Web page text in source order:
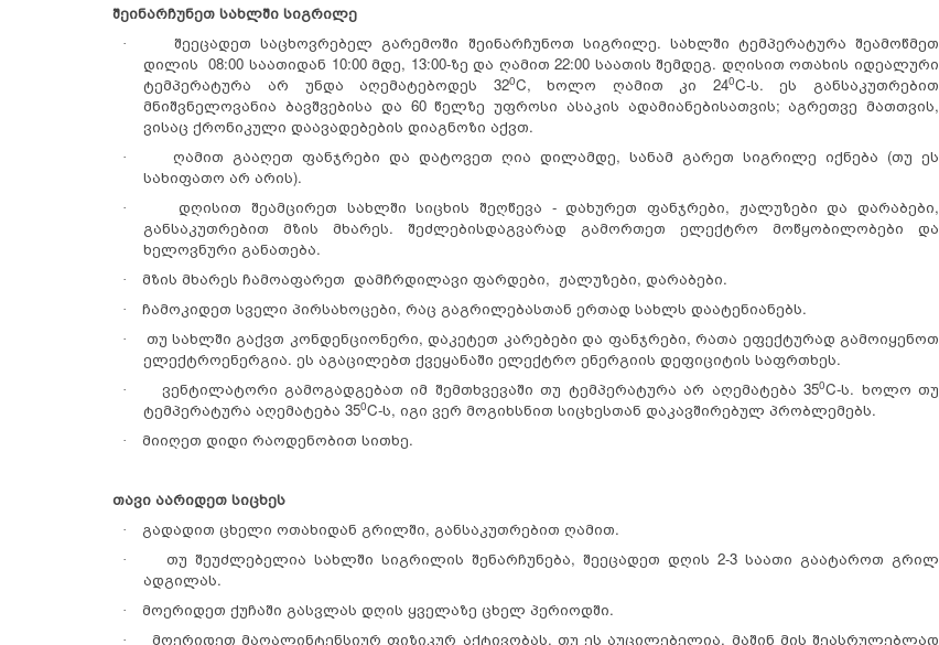
შეინარჩუნეთ სახლში სიგრილე
·
შეეცადეთ საცხოვრებელ გარემოში შეინარჩუნოთ სიგრილე. სახლში ტემპერატურა შეამოწმეთ
დილის 08:00 საათიდან 10:00 მდე, 13:00-ზე და ღამით 22:00 საათის შემდეგ. დღისით ოთახის იდეალური
ტემპერატურა არ უნდა აღემატებოდეს 320C, ხოლო ღამით კი 240C-ს. ეს განსაკუთრებით
მნიშვნელოვანია ბავშვებისა და 60 წელზე უფროსი ასაკის ადამიანებისათვის; აგრეთვე მათთვის,
ვისაც ქრონიკული დაავადებების დიაგნოზი აქვთ.
·
ღამით გააღეთ ფანჯრები და დატოვეთ ღია დილამდე, სანამ გარეთ სიგრილე იქნება (თუ ეს
სახიფათო არ არის).
·
დღისით შეამცირეთ სახლში სიცხის შეღწევა - დახურეთ ფანჯრები, ჟალუზები და დარაბები,
განსაკუთრებით მზის მხარეს. შეძლებისდაგვარად გამორთეთ ელექტრო მოწყობილობები და
ხელოვნური განათება.
· მზის მხარეს ჩამოაფარეთ დამჩრდილავი ფარდები, ჟალუზები, დარაბები.
· ჩამოკიდეთ სველი პირსახოცები, რაც გაგრილებასთან ერთად სახლს დაატენიანებს.
·
თუ სახლში გაქვთ კონდენციონერი, დაკეტეთ კარებები და ფანჯრები, რათა ეფექტურად გამოიყენოთ
ელექტროენერგია. ეს აგაცილებთ ქვეყანაში ელექტრო ენერგიის დეფიციტის საფრთხეს.
· ვენტილატორი გამოგადგებათ იმ შემთხვევაში თუ ტემპერატურა არ აღემატება 350C-ს. ხოლო თუ
ტემპერატურა აღემატება 350C-ს, იგი ვერ მოგიხსნით სიცხესთან დაკავშირებულ პრობლემებს.
· მიიღეთ დიდი რაოდენობით სითხე.
თავი აარიდეთ სიცხეს
· გადადით ცხელი ოთახიდან გრილში, განსაკუთრებით ღამით.
·
თუ შეუძლებელია სახლში სიგრილის შენარჩუნება, შეეცადეთ დღის 2-3 საათი გაატაროთ გრილ
ადგილას.
· მოერიდეთ ქუჩაში გასვლას დღის ყველაზე ცხელ პერიოდში.
·
მოერიდეთ მაღალინტენსიურ ფიზიკურ აქტივობას. თუ ეს აუცილებელია, მაშინ მის შეასრულებლად